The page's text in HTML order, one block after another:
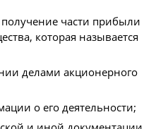
части прибыли
которая называется
делами акционерного
о его деятельности;